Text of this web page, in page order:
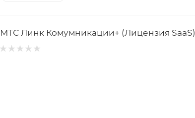
МТС Линк Комумникации+ (Лицензия SaaS)